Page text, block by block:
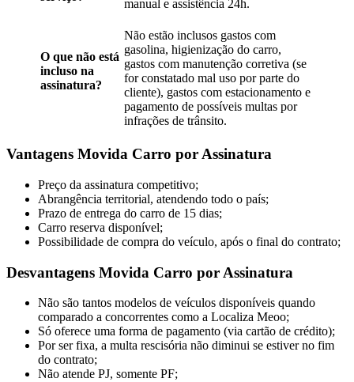
manual e assistência 24h.
O que não está
incluso na
assinatura?
Não estão inclusos gastos com
gasolina, higienização do carro,
gastos com manutenção corretiva (se
for constatado mal uso por parte do
cliente), gastos com estacionamento e
pagamento de possíveis multas por
infrações de trânsito.
Vantagens Movida Carro por Assinatura
Preço da assinatura competitivo;
Abrangência territorial, atendendo todo o país;
Prazo de entrega do carro de 15 dias;
Carro reserva disponível;
Possibilidade de compra do veículo, após o final do contrato;
Desvantagens Movida Carro por Assinatura
Não são tantos modelos de veículos disponíveis quando
comparado a concorrentes como a Localiza Meoo;
Só oferece uma forma de pagamento (via cartão de crédito);
Por ser fixa, a multa rescisória não diminui se estiver no fim
do contrato;
Não atende PJ, somente PF;